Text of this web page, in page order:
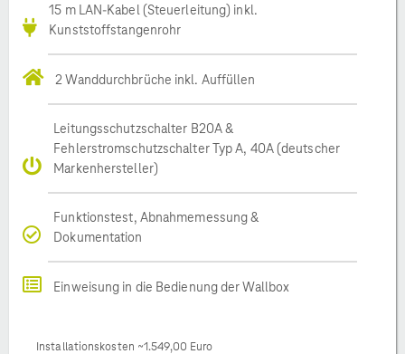
15 m LAN-Kabel (Steuerleitung) inkl.
Kunststoffstangenrohr
2 Wanddurchbrüche inkl. Auffüllen
Leitungsschutzschalter B20A &
Fehlerstromschutzschalter Typ A, 40A (deutscher
Markenhersteller)
Funktionstest, Abnahmemessung &
Dokumentation
Einweisung in die Bedienung der Wallbox
Installationskosten ~1.549,00 Euro